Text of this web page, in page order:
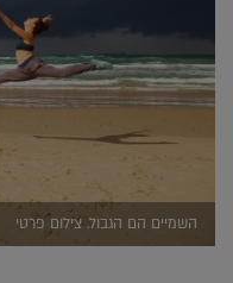
השמיים הם הגבול. צילום פרטי